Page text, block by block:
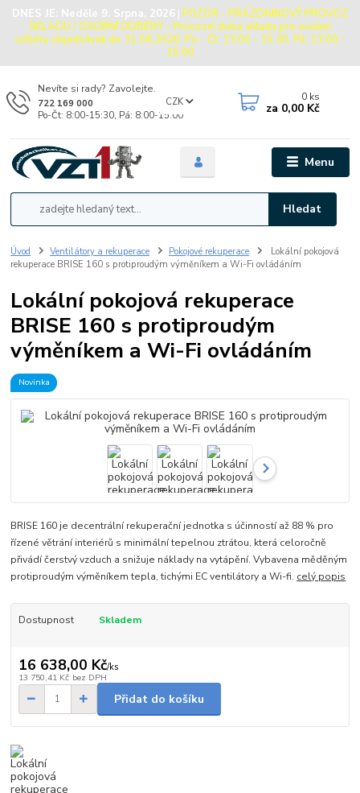
DNES JE: Neděle 9. Srpna, 2026 | POZOR - PRÁZDNINOVÝ PROVOZ
SKLADU / OSOBNÍ ODBĚRY - Provozní doba skladu pro osobní
odběry objednávek do 31.08.2026: Po - Čt: 13:00 - 15:30, Pá: 13:00 -
15:00
Menu
CZK
Hledat
Nevíte si rady? Zavolejte.
722 169 000
Po-Čt: 8:00-15:30, Pá: 8:00-15:00
0 ks
za 0,00 Kč
Úvod Ventilátory a rekuperace Pokojové rekuperace
Lokální pokojová
rekuperace BRISE 160 s protiproudým výměníkem a Wi-Fi ovládáním
Lokální pokojová rekuperace
BRISE 160 s protiproudým
výměníkem a Wi-Fi ovládáním
Novinka
BRISE 160 je decentrální rekuperační jednotka s účinností až 88 % pro
řízené větrání interiérů s minimální tepelnou ztrátou, která celoročně
přivádí čerstvý vzduch a snižuje náklady na vytápění. Vybavena měděným
protiproudým výměníkem tepla, tichými EC ventilátory a Wi-fi. celý popis
Dostupnost Skladem
16 638,00 Kč/ks
13 750,41 Kč bez DPH
Přidat do košíku